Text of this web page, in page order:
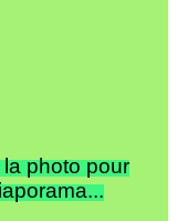
photo pour